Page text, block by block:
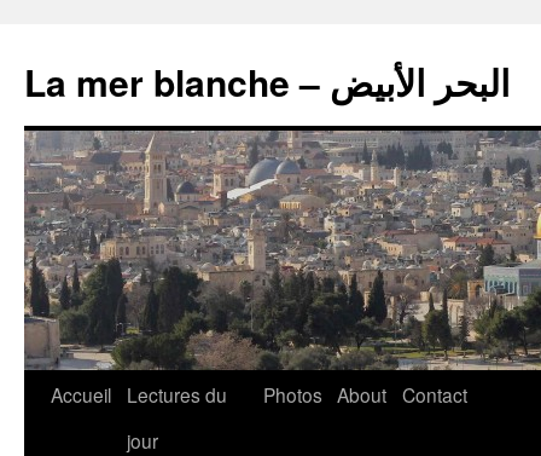
La mer blanche – البحر الأبيض
Accueil
Lectures du
jour
Photos About Contact